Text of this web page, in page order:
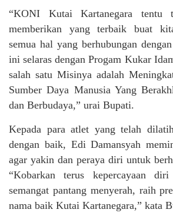
“KONI Kutai Kartanegara tentu
memberikan yang terbaik buat
semua hal yang berhubungan
ini selaras dengan Progam Kukar
salah satu Misinya adalah
Sumber Daya Manusia Yang
dan Berbudaya,” urai Bupati.
Kepada para atlet yang telah
dengan baik, Edi Damansyah
agar yakin dan peraya diri untuk
“Kobarkan terus kepercayaan
semangat pantang menyerah, raih
nama baik Kutai Kartanegara,” kata